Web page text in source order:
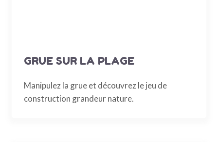
GRUE SUR LA PLAGE
Manipulez la grue et découvrez le jeu de
construction grandeur nature.